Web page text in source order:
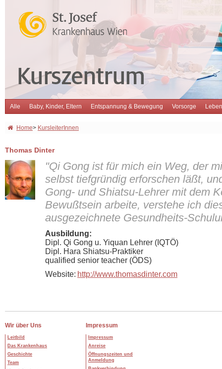
Alle Baby, Kinder, Eltern Entspannung & Bewegung Vorsorge
Home> KursleiterInnen
Thomas Dinter
"Qi Gong ist für mich ein Weg, der
selbst tiefgründig erforschen läßt,
Gong- und Shiatsu-Lehrer mit dem
Bewußtsein arbeite, verstehe ich
ausgezeichnete Gesundheits-
Ausbildung:
Dipl. Qi Gong u. Yiquan Lehrer (IQTÖ)
Dipl. Hara Shiatsu-Praktiker
qualified senior teacher (ÖDS)
Website: http://www.thomasdinter.com
Wir über Uns
Leitbild
Das Krankenhaus
Geschichte
Team
Impressum
Impressum
Anreise
Öffnungszeiten und
Anmeldung